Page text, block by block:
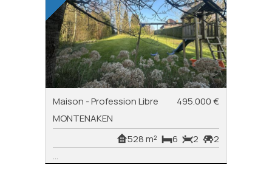
Maison - Profession Libre
495.000 €
MONTENAKEN
2
2
6
528 m²
...